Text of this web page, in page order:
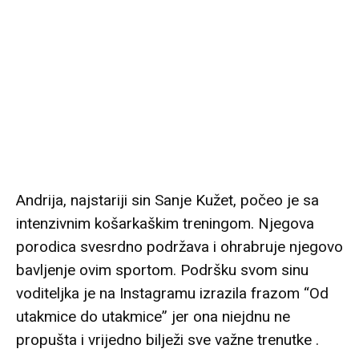
Andrija, najstariji sin Sanje Kužet, počeo je sa
intenzivnim košarkaškim treningom. Njegova
porodica svesrdno podržava i ohrabruje njegovo
bavljenje ovim sportom. Podršku svom sinu
voditeljka je na Instagramu izrazila frazom “Od
utakmice do utakmice” jer ona niejdnu ne
propušta i vrijedno bilježi sve važne trenutke .